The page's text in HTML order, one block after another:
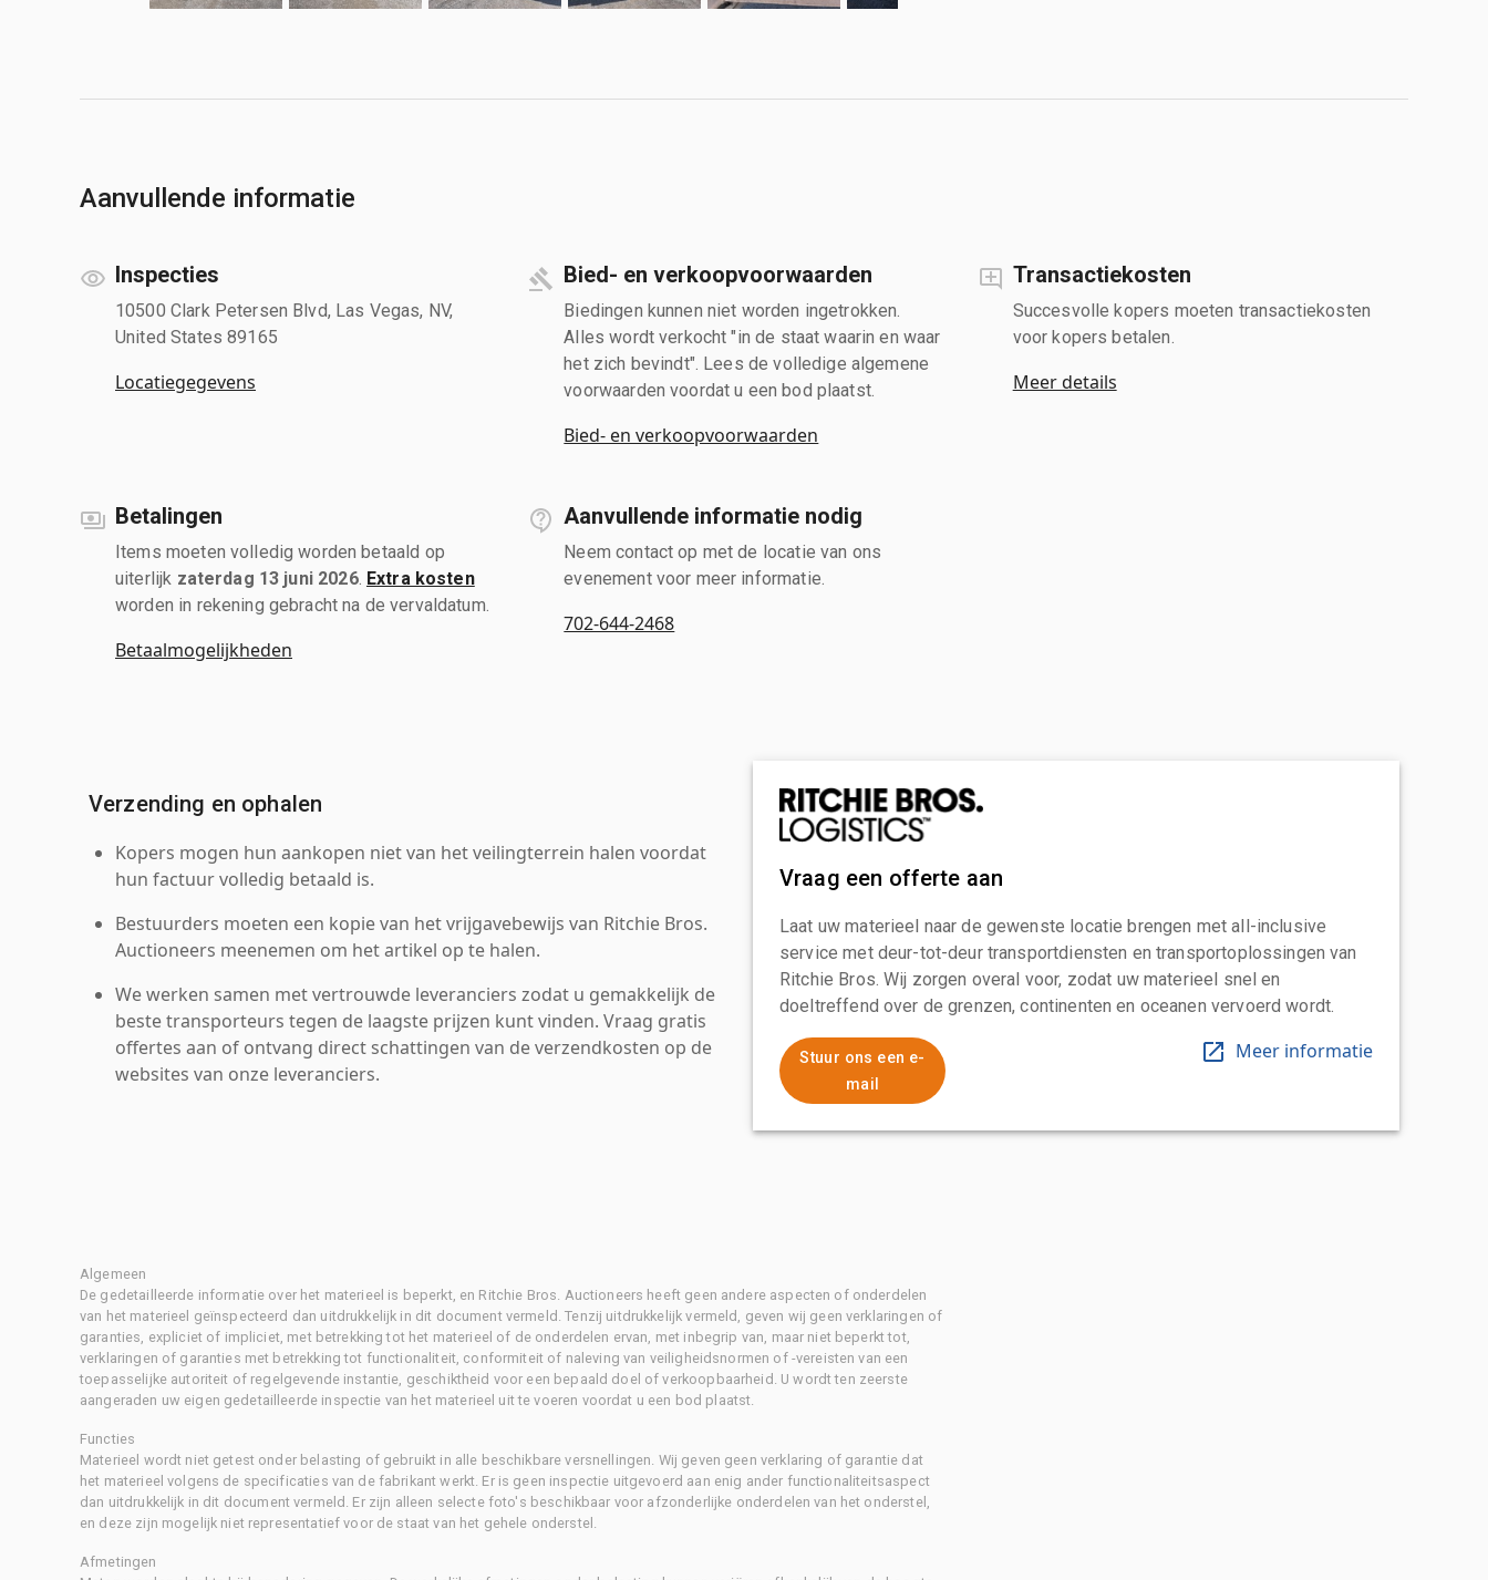
Aanvullende informatie
Inspecties
10500 Clark Petersen Blvd, Las Vegas, NV,
United States 89165
Locatiegegevens
Bied- en verkoopvoorwaarden
Biedingen kunnen niet worden ingetrokken.
Alles wordt verkocht "in de staat waarin en waar
het zich bevindt". Lees de volledige algemene
voorwaarden voordat u een bod plaatst.
Bied- en verkoopvoorwaarden
Transactiekosten
Succesvolle kopers moeten transactiekosten
voor kopers betalen.
Meer details
Betalingen
Items moeten volledig worden betaald op
uiterlijk zaterdag 13 juni 2026. Extra kosten
worden in rekening gebracht na de vervaldatum.
Betaalmogelijkheden
Aanvullende informatie nodig
Neem contact op met de locatie van ons
evenement voor meer informatie.
702-644-2468
Verzending en ophalen
Kopers mogen hun aankopen niet van het veilingterrein halen voordat
hun factuur volledig betaald is.
Bestuurders moeten een kopie van het vrijgavebewijs van Ritchie Bros.
Auctioneers meenemen om het artikel op te halen.
We werken samen met vertrouwde leveranciers zodat u gemakkelijk de
beste transporteurs tegen de laagste prijzen kunt vinden. Vraag gratis
offertes aan of ontvang direct schattingen van de verzendkosten op de
websites van onze leveranciers.
Vraag een offerte aan
Laat uw materieel naar de gewenste locatie brengen met all-inclusive
service met deur-tot-deur transportdiensten en transportoplossingen van
Ritchie Bros. Wij zorgen overal voor, zodat uw materieel snel en
doeltreffend over de grenzen, continenten en oceanen vervoerd wordt.
Stuur ons een e-
mail
Meer informatie
Algemeen
De gedetailleerde informatie over het materieel is beperkt, en Ritchie Bros. Auctioneers heeft geen andere aspecten of onderdelen
van het materieel geïnspecteerd dan uitdrukkelijk in dit document vermeld. Tenzij uitdrukkelijk vermeld, geven wij geen verklaringen of
garanties, expliciet of impliciet, met betrekking tot het materieel of de onderdelen ervan, met inbegrip van, maar niet beperkt tot,
verklaringen of garanties met betrekking tot functionaliteit, conformiteit of naleving van veiligheidsnormen of -vereisten van een
toepasselijke autoriteit of regelgevende instantie, geschiktheid voor een bepaald doel of verkoopbaarheid. U wordt ten zeerste
aangeraden uw eigen gedetailleerde inspectie van het materieel uit te voeren voordat u een bod plaatst.
Functies
Materieel wordt niet getest onder belasting of gebruikt in alle beschikbare versnellingen. Wij geven geen verklaring of garantie dat
het materieel volgens de specificaties van de fabrikant werkt. Er is geen inspectie uitgevoerd aan enig ander functionaliteitsaspect
dan uitdrukkelijk in dit document vermeld. Er zijn alleen selecte foto's beschikbaar voor afzonderlijke onderdelen van het onderstel,
en deze zijn mogelijk niet representatief voor de staat van het gehele onderstel.
Afmetingen